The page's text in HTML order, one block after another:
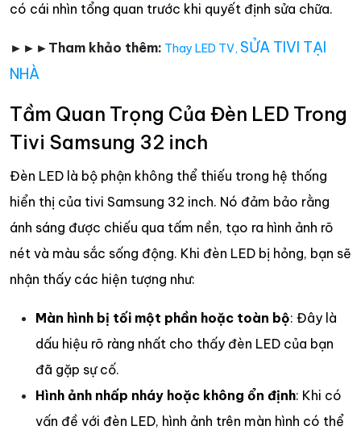
có cái nhìn tổng quan trước khi quyết định sửa chữa.
►►►Tham khảo thêm: Thay LED TV, SỬA TIVI TẠI
NHÀ
Tầm Quan Trọng Của Đèn LED Trong
Tivi Samsung 32 inch
Đèn LED là bộ phận không thể thiếu trong hệ thống
hiển thị của tivi Samsung 32 inch. Nó đảm bảo rằng
ánh sáng được chiếu qua tấm nền, tạo ra hình ảnh rõ
nét và màu sắc sống động. Khi đèn LED bị hỏng, bạn sẽ
nhận thấy các hiện tượng như:
Màn hình bị tối một phần hoặc toàn bộ: Đây là
dấu hiệu rõ ràng nhất cho thấy đèn LED của bạn
đã gặp sự cố.
Hình ảnh nhấp nháy hoặc không ổn định: Khi có
vấn đề với đèn LED, hình ảnh trên màn hình có thể